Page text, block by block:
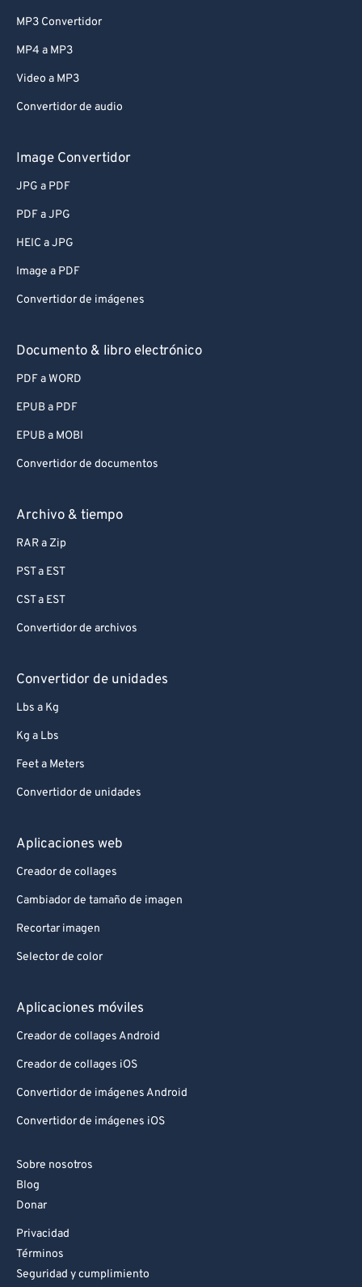
MP3 Convertidor
MP4 a MP3
Video a MP3
Convertidor de audio
Image Convertidor
JPG a PDF
PDF a JPG
HEIC a JPG
Image a PDF
Convertidor de imágenes
Documento & libro electrónico
PDF a WORD
EPUB a PDF
EPUB a MOBI
Convertidor de documentos
Archivo & tiempo
RAR a Zip
PST a EST
CST a EST
Convertidor de archivos
Convertidor de unidades
Lbs a Kg
Kg a Lbs
Feet a Meters
Convertidor de unidades
Aplicaciones web
Creador de collages
Cambiador de tamaño de imagen
Recortar imagen
Selector de color
Aplicaciones móviles
Creador de collages Android
Creador de collages iOS
Convertidor de imágenes Android
Convertidor de imágenes iOS
Sobre nosotros
Blog
Donar
Privacidad
Términos
Seguridad y cumplimiento